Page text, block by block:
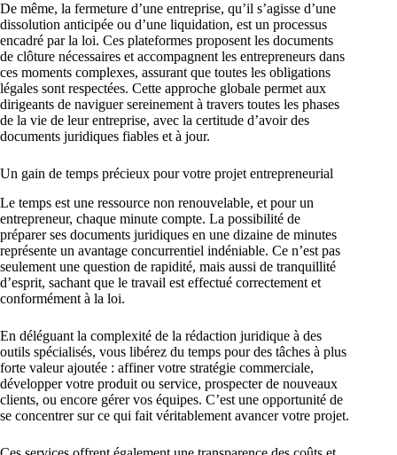
De même, la fermeture d’une entreprise, qu’il s’agisse d’une
dissolution anticipée ou d’une liquidation, est un processus
encadré par la loi. Ces plateformes proposent les documents
de clôture nécessaires et accompagnent les entrepreneurs dans
ces moments complexes, assurant que toutes les obligations
légales sont respectées. Cette approche globale permet aux
dirigeants de naviguer sereinement à travers toutes les phases
de la vie de leur entreprise, avec la certitude d’avoir des
documents juridiques fiables et à jour.
Un gain de temps précieux pour votre projet entrepreneurial
Le temps est une ressource non renouvelable, et pour un
entrepreneur, chaque minute compte. La possibilité de
préparer ses documents juridiques en une dizaine de minutes
représente un avantage concurrentiel indéniable. Ce n’est pas
seulement une question de rapidité, mais aussi de tranquillité
d’esprit, sachant que le travail est effectué correctement et
conformément à la loi.
En déléguant la complexité de la rédaction juridique à des
outils spécialisés, vous libérez du temps pour des tâches à plus
forte valeur ajoutée : affiner votre stratégie commerciale,
développer votre produit ou service, prospecter de nouveaux
clients, ou encore gérer vos équipes. C’est une opportunité de
se concentrer sur ce qui fait véritablement avancer votre projet.